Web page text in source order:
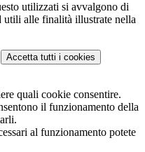
utilizzati si avvalgono di
utili alle finalità illustrate nella
Accetta tutti i cookies
quali cookie consentire.
il funzionamento della
al funzionamento potete